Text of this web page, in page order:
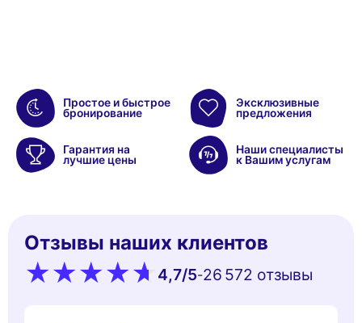
Простое и быстрое
бронирование
Эксклюзивные
предложения
Гарантия на
лучшие цены
Наши специалисты
к Вашим услугам
Отзывы наших клиентов
4,7/5-26 572 oтзывы